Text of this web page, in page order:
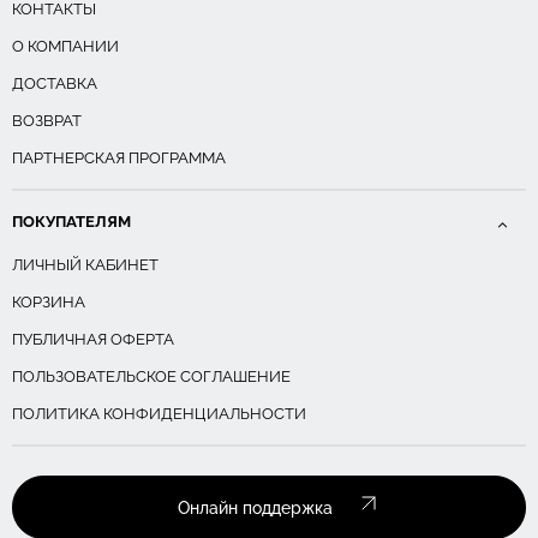
КОНТАКТЫ
О КОМПАНИИ
ДОСТАВКА
ВОЗВРАТ
ПАРТНЕРСКАЯ ПРОГРАММА
ПОКУПАТЕЛЯМ
ЛИЧНЫЙ КАБИНЕТ
КОРЗИНА
ПУБЛИЧНАЯ ОФЕРТА
ПОЛЬЗОВАТЕЛЬСКОЕ СОГЛАШЕНИЕ
ПОЛИТИКА КОНФИДЕНЦИАЛЬНОСТИ
Онлайн поддержка